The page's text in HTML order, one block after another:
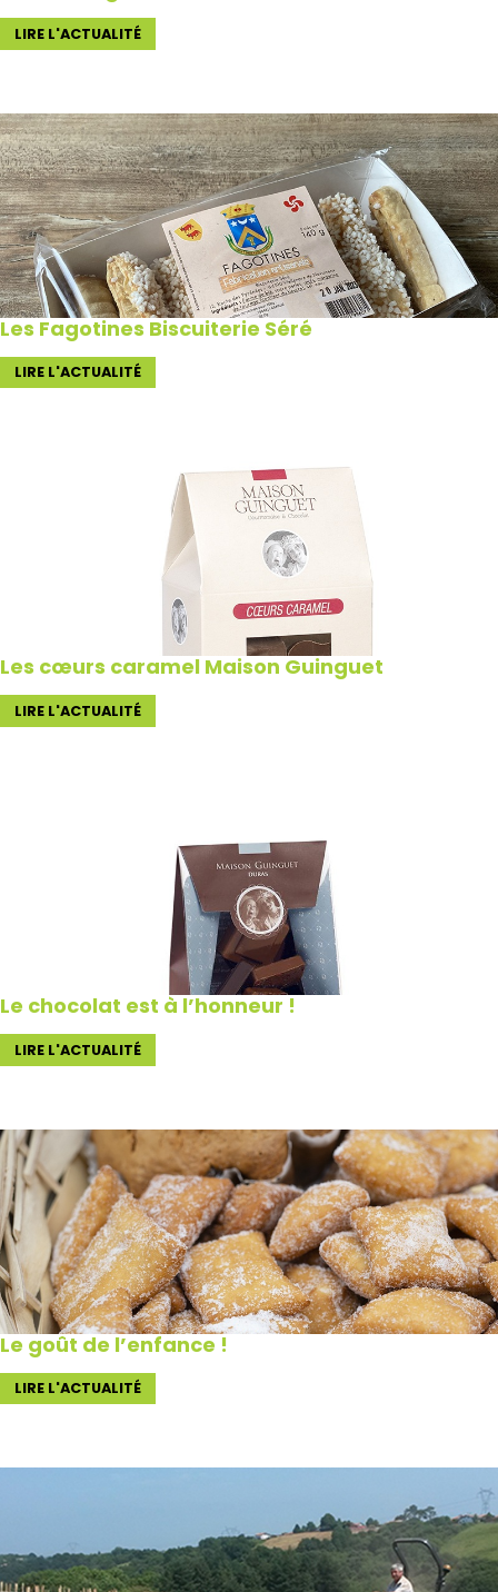
LIRE L'ACTUALITÉ
Les Fagotines Biscuiterie Séré
LIRE L'ACTUALITÉ
Les cœurs caramel Maison Guinguet
LIRE L'ACTUALITÉ
Le chocolat est à l’honneur !
LIRE L'ACTUALITÉ
Le goût de l’enfance !
LIRE L'ACTUALITÉ